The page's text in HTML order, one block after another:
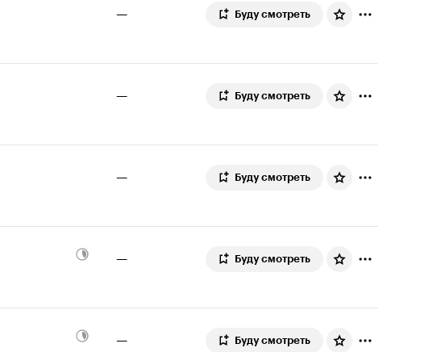
— Буду смотреть
— Буду смотреть
— Буду смотреть
— Буду смотреть
— Буду смотреть